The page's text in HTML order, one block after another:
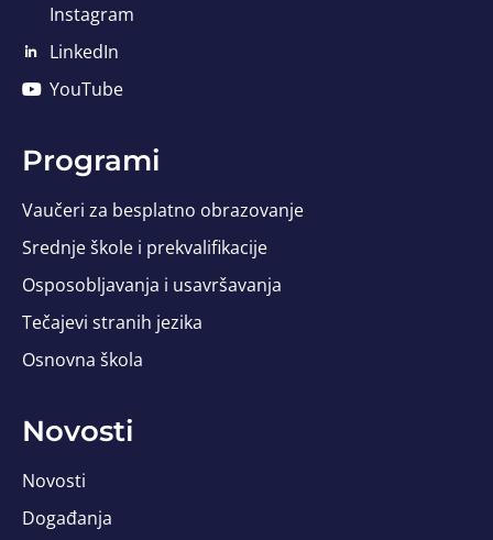
Instagram
LinkedIn
YouTube
Programi
Vaučeri za besplatno obrazovanje
Srednje škole i prekvalifikacije
Osposobljavanja i usavršavanja
Tečajevi stranih jezika
Osnovna škola
Novosti
Novosti
Događanja